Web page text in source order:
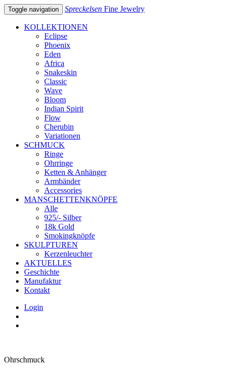
Toggle navigation Spreckelsen Fine Jewelry
KOLLEKTIONEN
Eclipse
Phoenix
Eden
Africa
Snakeskin
Classic
Wave
Bloom
Indian Spirit
Flow
Cherubin
Variationen
SCHMUCK
Ringe
Ohrringe
Ketten & Anhänger
Armbänder
Accessories
MANSCHETTENKNÖPFE
Alle
925/- Silber
18k Gold
Smokingknöpfe
SKULPTUREN
Kerzenleuchter
AKTUELLES
Geschichte
Manufaktur
Kontakt
Login
Ohrschmuck